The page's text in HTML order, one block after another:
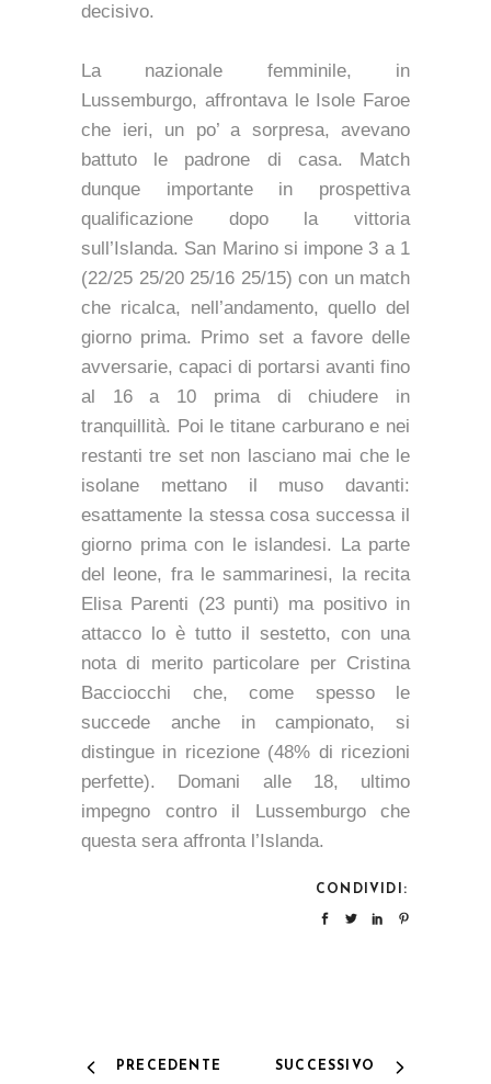
decisivo.
La nazionale femminile, in
Lussemburgo, affrontava le Isole Faroe
che ieri, un po’ a sorpresa, avevano
battuto le padrone di casa. Match
dunque importante in prospettiva
qualificazione dopo la vittoria
sull’Islanda. San Marino si impone 3 a 1
(22/25 25/20 25/16 25/15) con un match
che ricalca, nell’andamento, quello del
giorno prima. Primo set a favore delle
avversarie, capaci di portarsi avanti fino
al 16 a 10 prima di chiudere in
tranquillità. Poi le titane carburano e nei
restanti tre set non lasciano mai che le
isolane mettano il muso davanti:
esattamente la stessa cosa successa il
giorno prima con le islandesi. La parte
del leone, fra le sammarinesi, la recita
Elisa Parenti (23 punti) ma positivo in
attacco lo è tutto il sestetto, con una
nota di merito particolare per Cristina
Bacciocchi che, come spesso le
succede anche in campionato, si
distingue in ricezione (48% di ricezioni
perfette). Domani alle 18, ultimo
impegno contro il Lussemburgo che
questa sera affronta l’Islanda.
CONDIVIDI:
PRECEDENTE SUCCESSIVO